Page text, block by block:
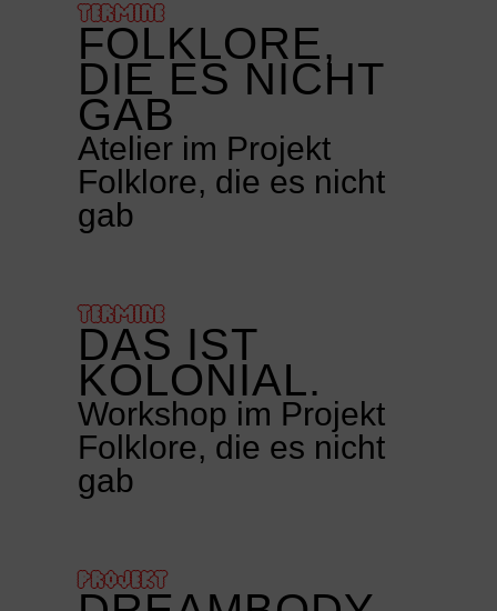
TERMINE
FOLKLORE,
DIE ES NICHT
GAB
Atelier im Projekt
Folklore, die es nicht
gab
TERMINE
DAS IST
KOLONIAL.
Workshop im Projekt
Folklore, die es nicht
gab
PROJEKT